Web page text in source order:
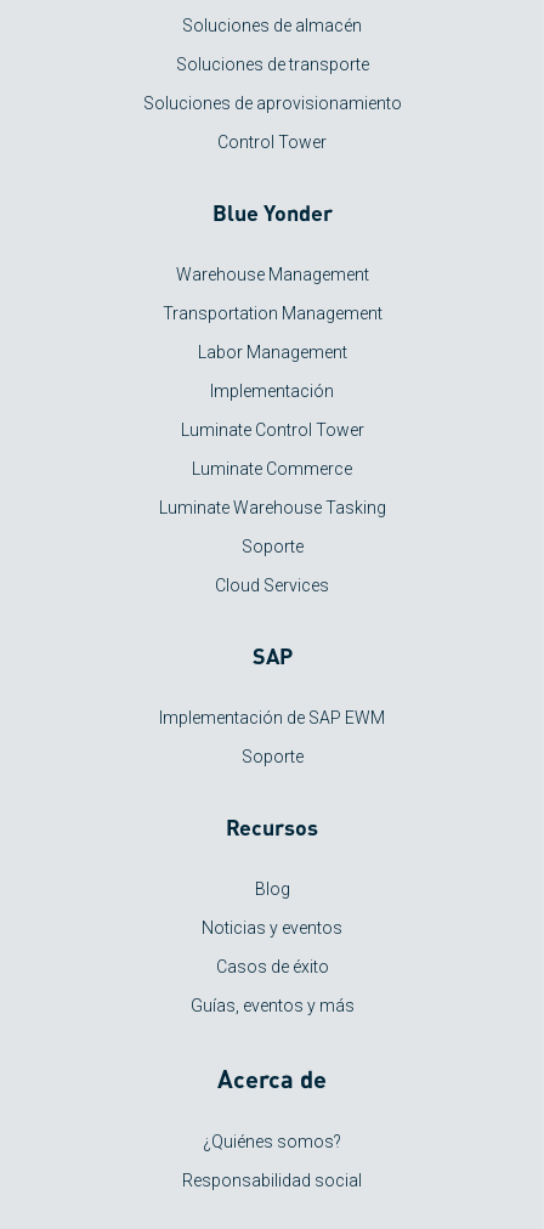
Soluciones de almacén
Soluciones de transporte
Soluciones de aprovisionamiento
Control Tower
Blue Yonder
Warehouse Management
Transportation Management
Labor Management
Implementación
Luminate Control Tower
Luminate Commerce
Luminate Warehouse Tasking
Soporte
Cloud Services
SAP
Implementación de SAP EWM
Soporte
Recursos
Blog
Noticias y eventos
Casos de éxito
Guías, eventos y más
Acerca de
¿Quiénes somos?
Responsabilidad social